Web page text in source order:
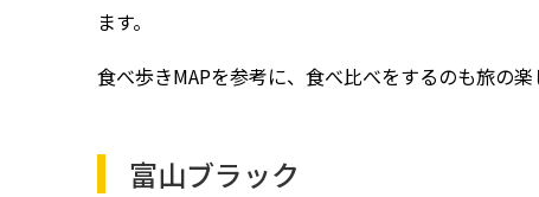
ます。
食べ歩きMAPを参考に、食べ比べをするのも旅の楽
富山ブラック